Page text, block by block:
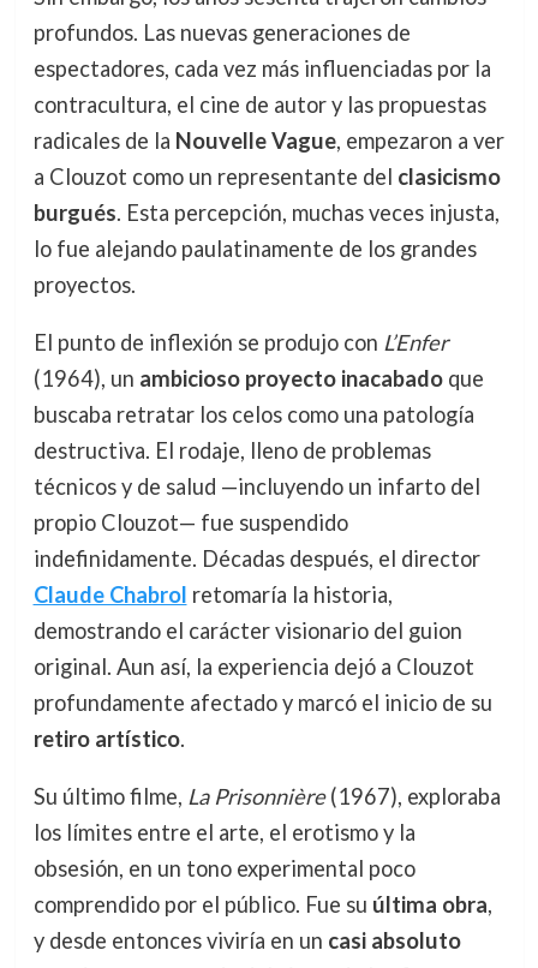
profundos. Las nuevas generaciones de
espectadores, cada vez más influenciadas por la
contracultura, el cine de autor y las propuestas
radicales de la Nouvelle Vague, empezaron a ver
a Clouzot como un representante del clasicismo
burgués. Esta percepción, muchas veces injusta,
lo fue alejando paulatinamente de los grandes
proyectos.
El punto de inflexión se produjo con L’Enfer
(1964), un ambicioso proyecto inacabadoque
buscaba retratar los celos como una patología
destructiva. El rodaje, lleno de problemas
técnicos y de salud —incluyendo un infarto del
propio Clouzot— fue suspendido
indefinidamente. Décadas después, el director
Claude Chabrol retomaría la historia,
demostrando el carácter visionario del guion
original. Aun así, la experiencia dejó a Clouzot
profundamente afectado y marcó el inicio de su
retiro artístico.
Su último filme, La Prisonnière(1967), exploraba
los límites entre el arte, el erotismo y la
obsesión, en un tono experimental poco
comprendido por el público. Fue su última obra,
y desde entonces viviría en un casi absoluto